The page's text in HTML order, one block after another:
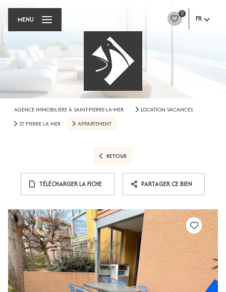
0
FR
MENU
AGENCE IMMOBILIÈRE À SAINT-PIERRE-LA-MER
LOCATION VACANCES
ST PIERRE LA MER
APPARTEMENT
RETOUR
TÉLÉCHARGER LA FICHE PARTAGER CE BIEN